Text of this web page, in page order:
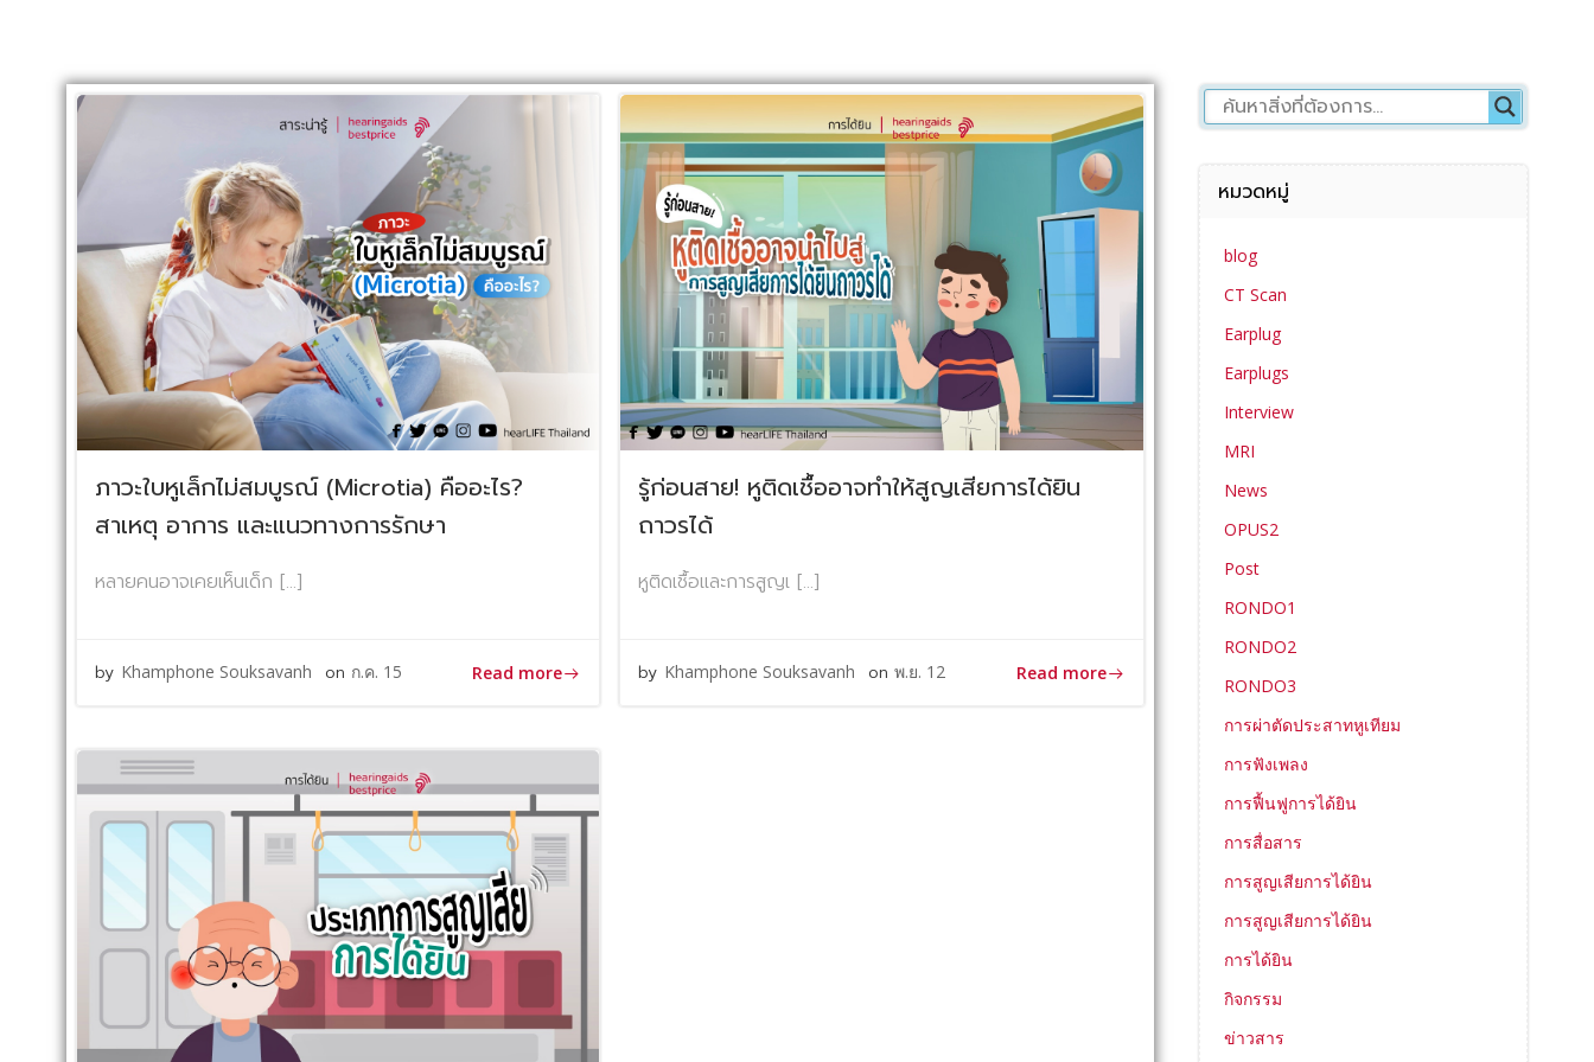
ภาวะใบหูเล็กไม่สมบูรณ์ (Microtia) คืออะไร?
สาเหตุ อาการ และแนวทางการรักษา
หลายคนอาจเคยเห็นเด็ก […]
by Khamphone Souksavanh on ก.ค. 15 Read more
รู้ก่อนสาย! หูติดเชื้ออาจทำให้สูญเสียการได้ยิน
ถาวรได้
หูติดเชื้อและการสูญเ […]
by Khamphone Souksavanh onพ.ย. 12 Read more
หมวดหมู่
blog
CT Scan
Earplug
Earplugs
Interview
MRI
News
OPUS2
Post
RONDO1
RONDO2
RONDO3
การผ่าตัดประสาทหูเทียม
การฟังเพลง
การฟื้นฟูการได้ยิน
การสื่อสาร
การสูญเสียการได้ยิน
การสูญเสียการได้ยิน
การได้ยิน
กิจกรรม
ข่าวสาร